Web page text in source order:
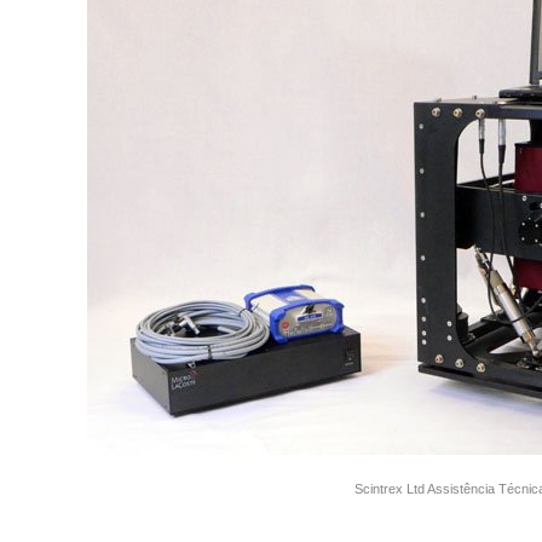
Scintrex Ltd Assistência